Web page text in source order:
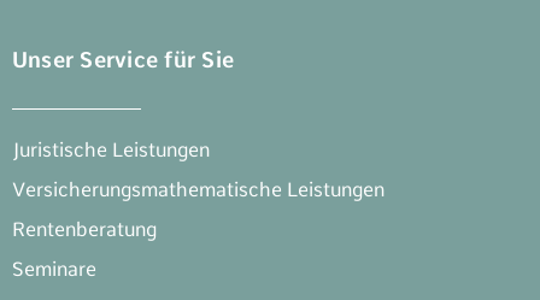
Unser Service für Sie
Juristische Leistungen
Versicherungsmathematische Leistungen
Rentenberatung
Seminare